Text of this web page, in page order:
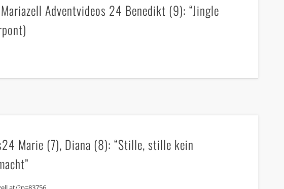
Adventvideos 24 Benedikt (9): “Jingle
Marie (7), Diana (8): “Stille, stille kein